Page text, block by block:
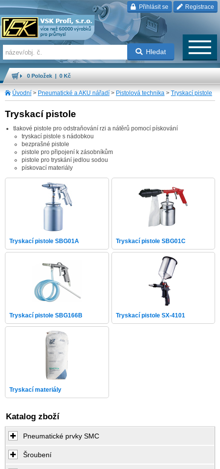
Přihlásit se Registrace
Hledat
0 Položek | 0 Kč
Úvodní > Pneumatické a AKU nářadí > Pistolová technika > Tryskací pistole
Tryskací pistole
tlakové pistole pro odstraňování rzi a nátěrů pomocí pískování
tryskací pistole s nádobkou
bezprašné pistole
pistole pro připojení k zásobníkům
pistole pro tryskání jedlou sodou
pískovací materiály
Tryskací pistole SBG01A Tryskací pistole SBG01C
Tryskací pistole SBG166B Tryskací pistole SX-4101
Tryskací materiály
Katalog zboží
Pneumatické prvky SMC
Šroubení